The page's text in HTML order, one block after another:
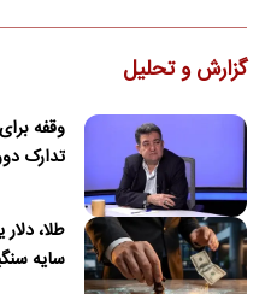
گزارش و تحلیل
وقفه
تدارک
طلا،
سایه